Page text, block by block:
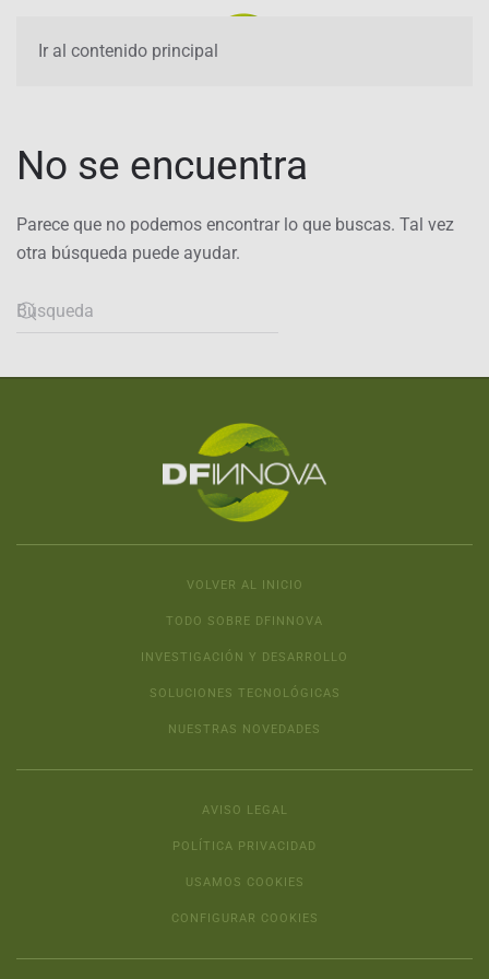
Ir al contenido principal
No se encuentra
Parece que no podemos encontrar lo que buscas. Tal vez
otra búsqueda puede ayudar.
VOLVER AL INICIO
TODO SOBRE DFINNOVA
INVESTIGACIÓN Y DESARROLLO
SOLUCIONES TECNOLÓGICAS
NUESTRAS NOVEDADES
AVISO LEGAL
POLÍTICA PRIVACIDAD
USAMOS COOKIES
CONFIGURAR COOKIES